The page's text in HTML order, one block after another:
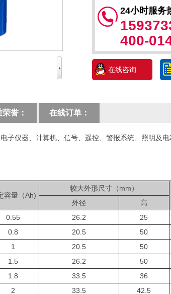
24小时服务
400-
在线咨询
荣誉： 在线订单：
子仪器、计算机、信号、遥控、警报系统、照明及电
容量（Ah)
较大外形尺寸（mm）
外径
高
0.55 26.2 25
0.8 20.5 50
1 20.5 50
1.5 26.2 50
1.8 33.5 36
2 33.5 42.5